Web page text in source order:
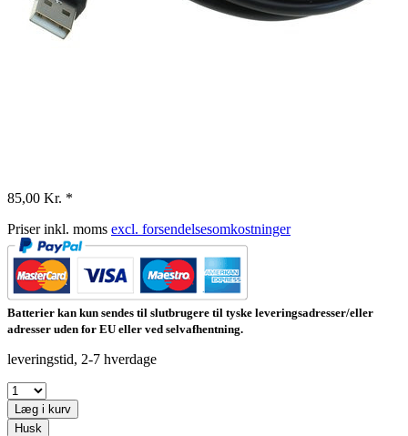
85,00 Kr. *
Priser inkl. moms excl. forsendelsesomkostninger
Batterier kan kun sendes til slutbrugere til tyske leveringsadresser/eller
adresser uden for EU eller ved selvafhentning.
leveringstid, 2-7 hverdage
Læg i kurv
Husk